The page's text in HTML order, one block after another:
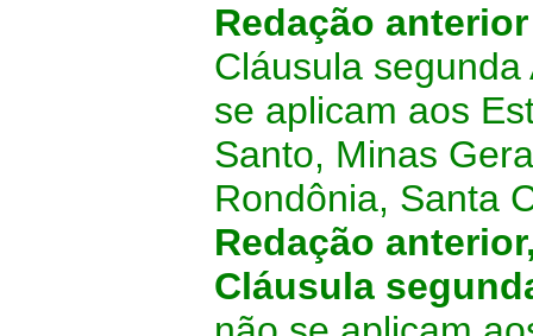
Redação
Cláusula
se aplicam aos
Santo, Minas
Rondônia, Santa
Redação
Cláusula